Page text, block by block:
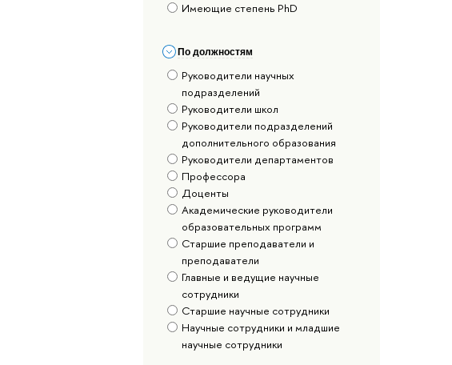
Имеющие степень PhD
По должностям
Руководители научных
подразделений
Руководители школ
Руководители подразделений
дополнительного образования
Руководители департаментов
Профессора
Доценты
Академические руководители
образовательных программ
Старшие преподаватели и
преподаватели
Главные и ведущие научные
сотрудники
Старшие научные сотрудники
Научные сотрудники и младшие
научные сотрудники